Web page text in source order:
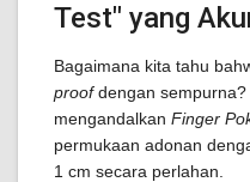
Test" yang
Bagaimana kita tahu
proofdengan sempurna?
mengandalkan Finger
permukaan adonan
1 cm secara perlahan.